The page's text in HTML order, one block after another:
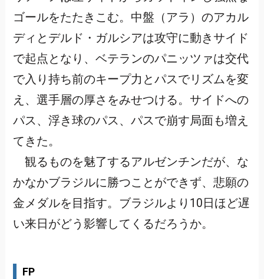
ゴールをたたきこむ。中盤（アラ）のアカル
ディとデルド・ガルシアは攻守に動きサイド
で起点となり、ベテランのパニッツァは交代
で入り持ち前のキープ力とパスでリズムを変
え、選手層の厚さをみせつける。サイドへの
パス、浮き球のパス、パスで崩す局面も増え
てきた。
観るものを魅了するアルゼンチンだが、な
かなかブラジルに勝つことができず、悲願の
金メダルを目指す。ブラジルより10日ほど遅
い来日がどう影響してくるだろうか。
FP